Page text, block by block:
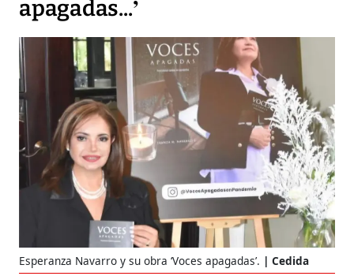
apagadas...’
Esperanza Navarro y su obra ‘Voces apagadas’. Cedida